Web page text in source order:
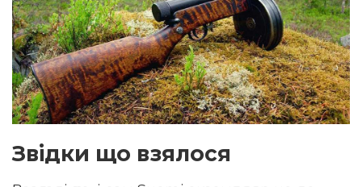
Звідки що взялося